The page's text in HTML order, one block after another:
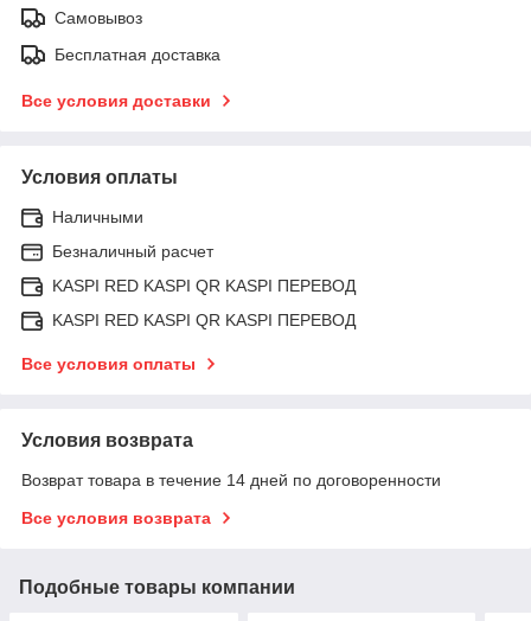
Самовывоз
Бесплатная доставка
Все условия доставки
Условия оплаты
Наличными
Безналичный расчет
KASPI RED KASPI QR KASPI ПЕРЕВОД
KASPI RED KASPI QR KASPI ПЕРЕВОД
Все условия оплаты
Условия возврата
Возврат товара в течение 14 дней по договоренности
Все условия возврата
Подобные товары компании